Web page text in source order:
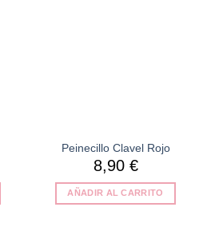
Peinecillo Clavel Rojo
8,90 €
AÑADIR AL CARRITO